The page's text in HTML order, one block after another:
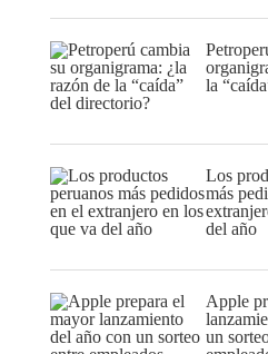
la
Los
más
del año
Apple
un